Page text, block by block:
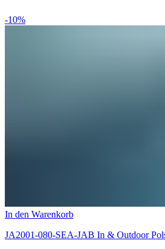
-10%
In den Warenkorb
JA2001-080-SEA-JAB In & Outdoor